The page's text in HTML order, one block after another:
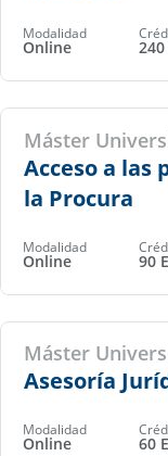
Modalidad
Online 240
Máster
Acceso a las
la Procura
Modalidad
Online 90
Máster
Asesoría
Modalidad
Online 60